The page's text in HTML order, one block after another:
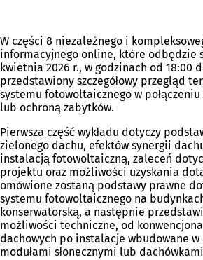
W części 8 niezależnego i
informacyjnego online, które odbędzie
kwietnia 2026 r., w godzinach od 18:00
przedstawiony szczegółowy przegląd
systemu fotowoltaicznego w
lub ochroną zabytków.
Pierwsza część wykładu dotyczy
zielonego dachu, efektów synergii
instalacją fotowoltaiczną, zaleceń
projektu oraz możliwości uzyskania
omówione zostaną podstawy prawne
systemu fotowoltaicznego na
konserwatorską, a następnie
możliwości techniczne, od
dachowych po instalacje wbudowane
modułami słonecznymi lub